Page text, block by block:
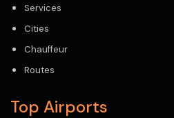
Services
Cities
Chauffeur
Routes
Top Airports